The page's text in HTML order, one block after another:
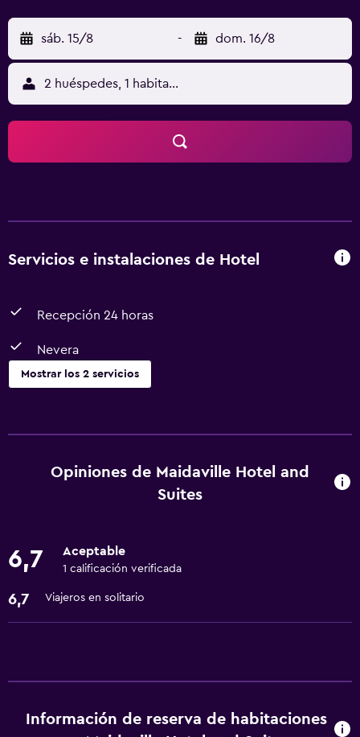
sáb. 15/8 - dom. 16/8
2 huéspedes, 1 habitación
Servicios e instalaciones de Hotel
Recepción 24 horas
Nevera
Mostrar los 2 servicios
Nevera
Servicios y facilidades
Opiniones de Maidaville Hotel and
Suites
6,7 Aceptable
1 calificación verificada
6,7 Viajeros en solitario
Información de reserva de habitaciones